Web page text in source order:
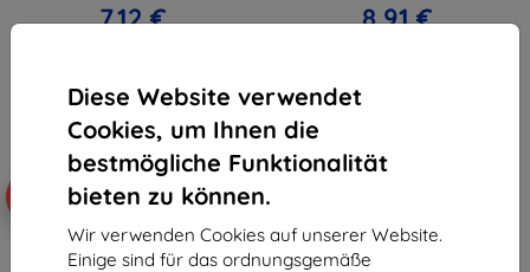
Diese Website verwendet
Cookies, um Ihnen die
bestmögliche Funktionalität
bieten zu können.
Wir verwenden Cookies auf unserer Website.
Einige sind für das ordnungsgemäße
7,12 € 8,91 €